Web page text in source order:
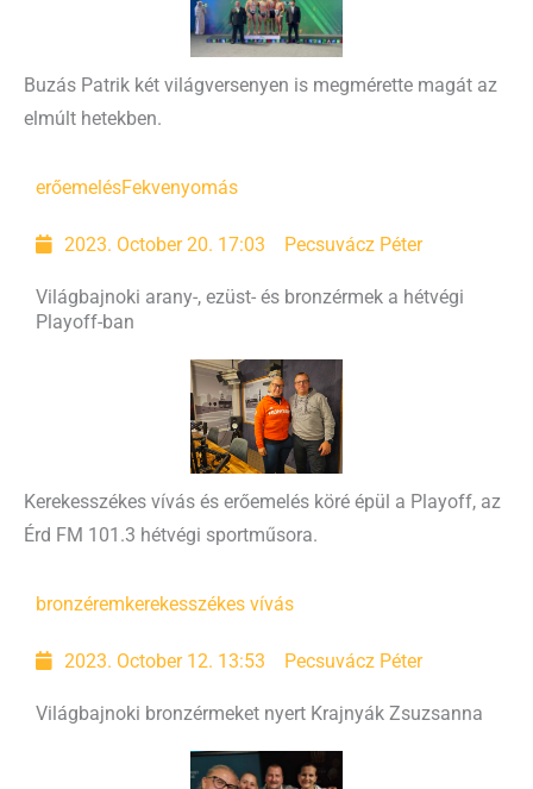
Buzás Patrik két világversenyen is megmérette magát az
elmúlt hetekben.
erőemelésFekvenyomás
2023. October 20. 17:03 Pecsuvácz Péter
Világbajnoki arany-, ezüst- és bronzérmek a hétvégi
Playoff-ban
Kerekesszékes vívás és erőemelés köré épül a Playoff, az
Érd FM 101.3 hétvégi sportműsora.
bronzéremkerekesszékes vívás
2023. October 12. 13:53 Pecsuvácz Péter
Világbajnoki bronzérmeket nyert Krajnyák Zsuzsanna